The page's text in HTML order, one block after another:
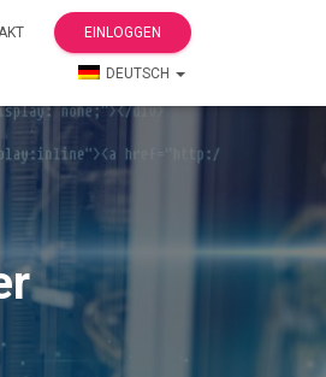
EINLOGGEN
DEUTSCH